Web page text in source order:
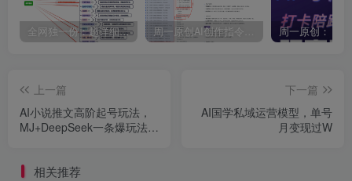
全网独一份：超详细的40+个自媒体赛道领域解析手册，让你的内容创作不再局限！ 周一原创AI创作指令词：30+个领域赛道的创作提示词集合
上一篇
AI小说推文高阶起号玩法，
MJ+DeepSeek一条爆玩法实
下一篇
AI国学私域运营模型，单号
月变现过W
相关推荐